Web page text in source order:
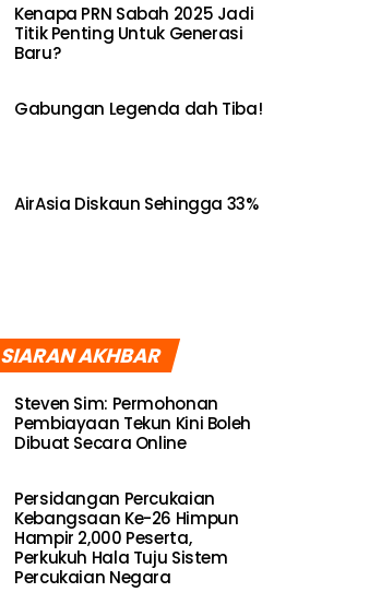
Kenapa PRN Sabah 2025 Jadi
Titik Penting Untuk Generasi
Baru?
Gabungan Legenda dah Tiba!
AirAsia Diskaun Sehingga 33%
SIARAN AKHBAR
Steven Sim: Permohonan
Pembiayaan Tekun Kini Boleh
Dibuat Secara Online
Persidangan Percukaian
Kebangsaan Ke-26 Himpun
Hampir 2,000 Peserta,
Perkukuh Hala Tuju Sistem
Percukaian Negara